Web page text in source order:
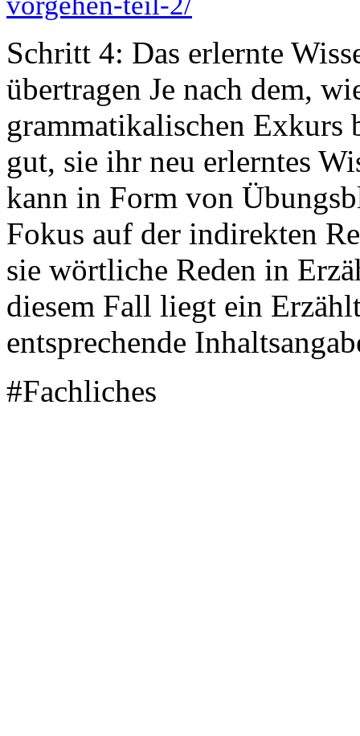
Schritt 4: Das erlernte
übertragen Je nach dem,
grammatikalischen Exkurs
gut, sie ihr neu erlerntes
kann in Form von
Fokus auf der indirekten
sie wörtliche Reden in
diesem Fall liegt ein
entsprechende
#Fachliches